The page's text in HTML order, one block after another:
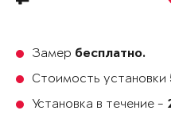
Замер бесплатно.
Стоимость установки
Установка в течение -